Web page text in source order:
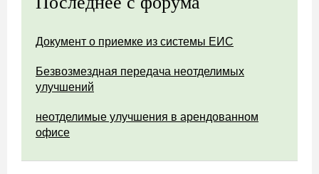
Документ о приемке из системы ЕИС
Безвозмездная передача неотделимых
улучшений
неотделимые улучшения в арендованном
офисе